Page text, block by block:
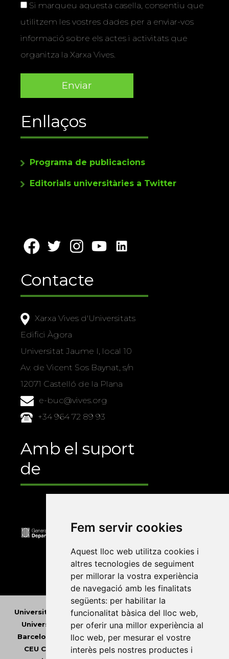
Fem servir cookies
Aquest lloc web utilitza cookies i
altres tecnologies de seguiment
per millorar la vostra experiència
de navegació amb les finalitats
següents: per habilitar la
funcionalitat bàsica del lloc web,
per oferir una millor experiència al
lloc web, per mesurar el vostre
interès pels nostres productes i
Si marqueu aquesta casella, consentiu que
utilitzem les vostres dades per a enviar-vos
informació sobre els actes i activitats que
organitza la Xarxa Vives.
Enllaços
Programa de publicacions
Editorials universitàries a Twitter
Contacte
Xarxa Vives d'Universitats
Edifici Àgora
Universitat Jaume I, local 10
Av. de Vicent Sos Baynat, s/n
12071 Castelló de la Plana
e-buc@vives.org
+34 964 72 89 93
Amb el suport
de
Universitat Abat Oliba CEU•Universitat d'Alacant
Universitat d'Andorra•Universitat Autònoma de
Barcelona
Universitat de Barcelona•Universitat
CEU Cardenal Herrera• Universitat de Girona